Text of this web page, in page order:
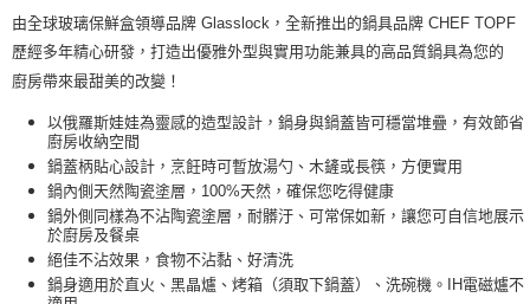
由全球玻璃保鮮盒領導品牌 Glasslock，全新推出的鍋具品牌 CHEF TOPF
歷經多年精心研發，打造出優雅外型與實用功能兼具的高品質鍋具為您的
廚房帶來最甜美的改變！
以俄羅斯娃娃為靈感的造型設計，鍋身與鍋蓋皆可穩當堆疊，有效節省
廚房收納空間
鍋蓋柄貼心設計，烹飪時可暫放湯勺、木鏟或長筷，方便實用
鍋內側天然陶瓷塗層，100%天然，確保您吃得健康
鍋外側同樣為不沾陶瓷塗層，耐髒汙、可常保如新，讓您可自信地展示
於廚房及餐桌
絕佳不沾效果，食物不沾黏、好清洗
鍋身適用於直火、黑晶爐、烤箱（須取下鍋蓋）、洗碗機。IH電磁爐不